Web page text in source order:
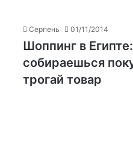
Серпень 01/11/2014
Шоппинг в
собираешься
трогай товар